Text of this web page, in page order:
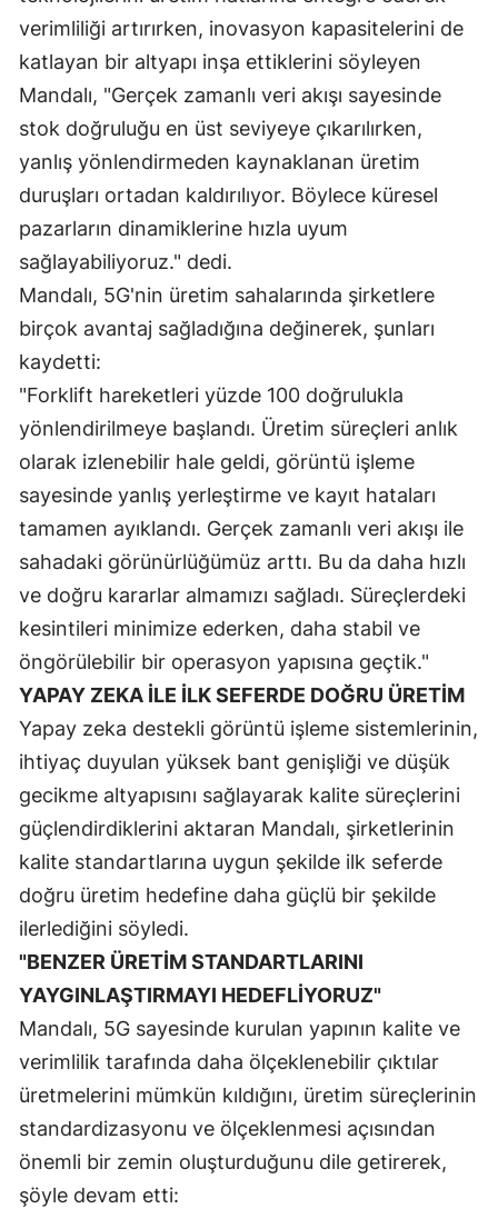
Samsun
Sinop
Sivas
Tekirdağ
Trabzon
Şanlıurfa
Van
Yozgat
Zonguldak
Aksaray
Bayburt
Karaman
Kırıkkale
Şırnak
Bartın
Iğdır
Yalova
Karabük
Kilis
Osmaniye
verimliliği artırırken, inovasyon kapasitelerini de
katlayan bir altyapı inşa ettiklerini söyleyen
Mandalı, "Gerçek zamanlı veri akışı sayesinde
stok doğruluğu en üst seviyeye çıkarılırken,
yanlış yönlendirmeden kaynaklanan üretim
duruşları ortadan kaldırılıyor. Böylece küresel
pazarların dinamiklerine hızla uyum
sağlayabiliyoruz." dedi.
Mandalı, 5G'nin üretim sahalarında şirketlere
birçok avantaj sağladığına değinerek, şunları
kaydetti:
"Forklift hareketleri yüzde 100 doğrulukla
yönlendirilmeye başlandı. Üretim süreçleri anlık
olarak izlenebilir hale geldi, görüntü işleme
sayesinde yanlış yerleştirme ve kayıt hataları
tamamen ayıklandı. Gerçek zamanlı veri akışı ile
sahadaki görünürlüğümüz arttı. Bu da daha hızlı
ve doğru kararlar almamızı sağladı. Süreçlerdeki
kesintileri minimize ederken, daha stabil ve
öngörülebilir bir operasyon yapısına geçtik."
YAPAY ZEKA İLE İLK SEFERDE DOĞRU ÜRETİM
Yapay zeka destekli görüntü işleme sistemlerinin,
ihtiyaç duyulan yüksek bant genişliği ve düşük
gecikme altyapısını sağlayarak kalite süreçlerini
güçlendirdiklerini aktaran Mandalı, şirketlerinin
kalite standartlarına uygun şekilde ilk seferde
doğru üretim hedefine daha güçlü bir şekilde
ilerlediğini söyledi.
"BENZER ÜRETİM STANDARTLARINI
YAYGINLAŞTIRMAYI HEDEFLİYORUZ"
Mandalı, 5G sayesinde kurulan yapının kalite ve
verimlilik tarafında daha ölçeklenebilir çıktılar
üretmelerini mümkün kıldığını, üretim süreçlerinin
standardizasyonu ve ölçeklenmesi açısından
önemli bir zemin oluşturduğunu dile getirerek,
şöyle devam etti: